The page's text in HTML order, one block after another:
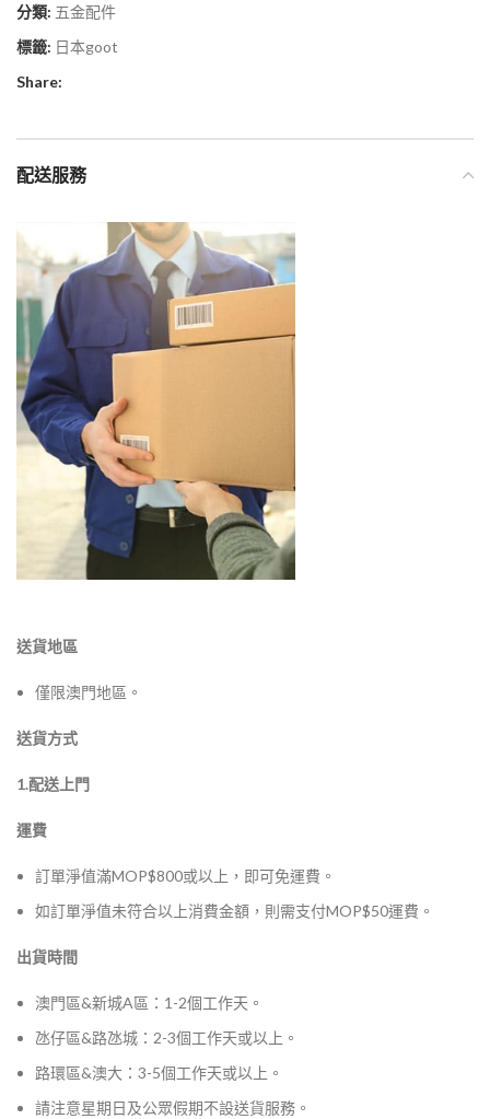
分類: 五金配件
標籤: 日本goot
Share:
配送服務
送貨地區
僅限澳門地區。
送貨方式
1.配送上門
運費
訂單淨值滿MOP$800或以上，即可免運費。
如訂單淨值未符合以上消費金額，則需支付MOP$50運費。
出貨時間
澳門區&新城A區：1-2個工作天。
氹仔區&路氹城：2-3個工作天或以上。
路環區&澳大：3-5個工作天或以上。
請注意星期日及公眾假期不設送貨服務。